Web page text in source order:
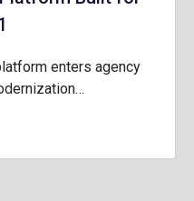
enters agency